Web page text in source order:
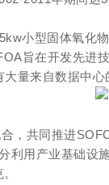
小型固体氧
旨在开发先
量来自数据中心
，共同推进
用产业基础